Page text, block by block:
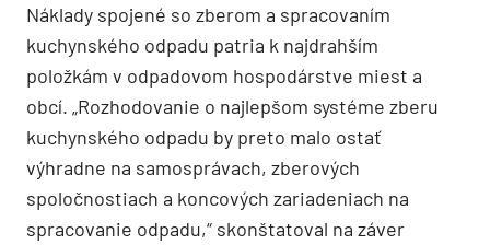
Náklady spojené so zberom a spracovaním
kuchynského odpadu patria k najdrahším
položkám v odpadovom hospodárstve miest a
obcí. „Rozhodovanie o najlepšom systéme zberu
kuchynského odpadu by preto malo ostať
výhradne na samosprávach, zberových
spoločnostiach a koncových zariadeniach na
spracovanie odpadu,“ skonštatoval na záver